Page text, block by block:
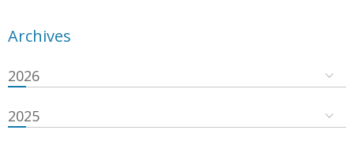
Archives
2026
2025